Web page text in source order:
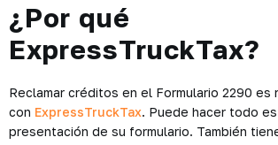
¿Por qué
ExpressTruckTax?
Reclamar créditos en el Formulario 2290 es
con ExpressTruckTax. Puede hacer todo
presentación de su formulario. También